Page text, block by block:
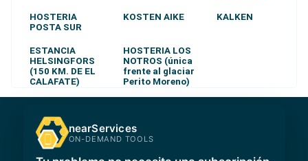
HOSTERIA
POSTA SUR
KOSTEN AIKE KALKEN
ESTANCIA
HELSINGFORS
(150 KM. DE EL
CALAFATE)
HOSTERIA LOS
NOTROS (única
frente al glaciar
Perito Moreno)